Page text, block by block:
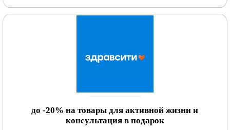
до -20% на товары для активной жизни и
консультация в подарок